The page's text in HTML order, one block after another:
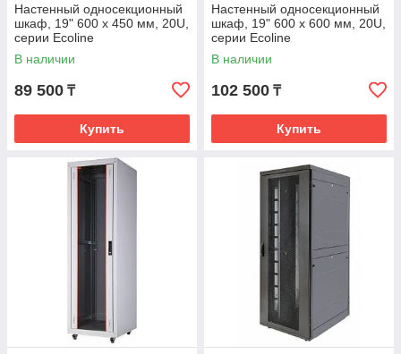
Настенный односекционный
шкаф, 19" 600 х 450 мм, 20U,
серии Ecoline
В наличии
89 500 ₸
Купить
Настенный односекционный
шкаф, 19" 600 x 600 мм, 20U,
серии Ecoline
В наличии
102 500 ₸
Купить